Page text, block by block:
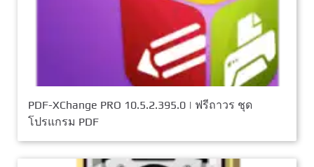
PDF-XChange PRO 10.5.2.395.0 | ฟรีถาวร ชุด
โปรแกรม PDF